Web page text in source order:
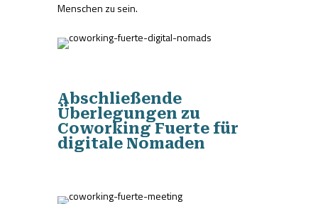
Menschen zu sein.
Abschließende
Überlegungen zu
Coworking Fuerte für
digitale Nomaden